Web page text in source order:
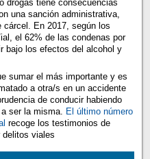
drogas tiene consecuencias
una sanción administrativa,
cárcel. En 2017, según los
el 62% de las condenas por
bajo los efectos del alcohol y
sumar el más importante y es
a otra/s en un accidente
de conducir habiendo
ser la misma. El último número
recoge los testimonios de
delitos viales